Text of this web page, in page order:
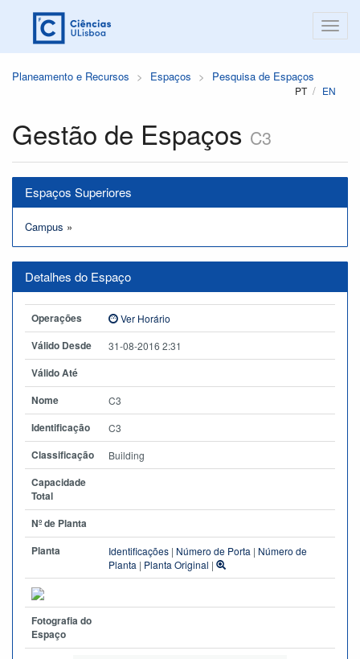
Planeamento e Recursos Espaços Pesquisa de Espaços
PT EN
Gestão de Espaços C3
Espaços Superiores
Campus »
Detalhes do Espaço
Operações Ver Horário
Válido Desde 31-08-2016 2:31
Válido Até
Nome
C3
Identificação C3
Classificação Building
Capacidade
Total
Nº de Planta
Planta
Identificações | Número de Porta | Número de
Planta | Planta Original |
Fotografia do
Espaço